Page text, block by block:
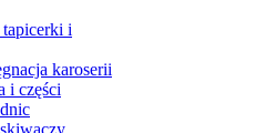
i
karoserii
i części